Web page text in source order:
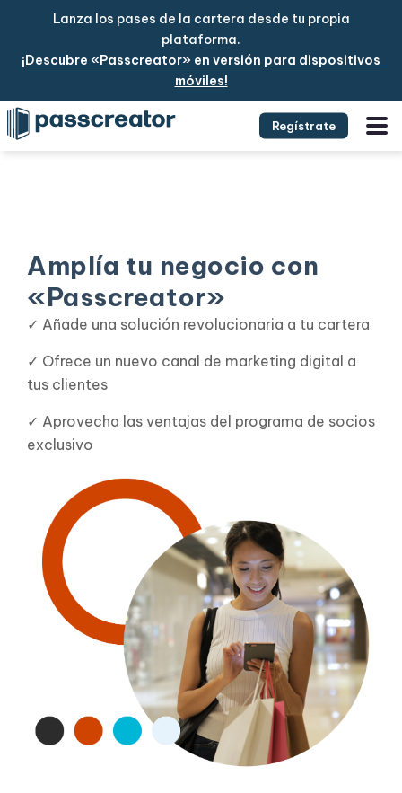
Lanza los pases de la cartera desde tu propia
plataforma.
¡Descubre «Passcreator» en versión para dispositivos
móviles!
Regístrate
Amplía tu negocio con
«Passcreator»
✓ Añade una solución revolucionaria a tu cartera
✓ Ofrece un nuevo canal de marketing digital a
tus clientes
✓ Aprovecha las ventajas del programa de socios
exclusivo